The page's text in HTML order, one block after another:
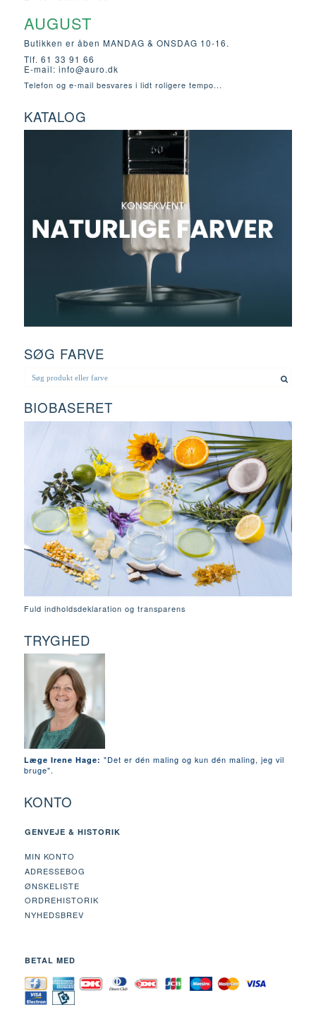
AUGUST
Butikken er åben MANDAG & ONSDAG 10-16.
Tlf. 61 33 91 66
E-mail: info@auro.dk
Telefon og e-mail besvares i lidt roligere tempo...
KATALOG
SØG FARVE
BIOBASERET
Fuld indholdsdeklaration og transparens
TRYGHED
Læge Irene Hage: "Det er dén maling og kun dén maling, jeg vil
bruge".
KONTO
GENVEJE & HISTORIK
MIN KONTO
ADRESSEBOG
ØNSKELISTE
ORDREHISTORIK
NYHEDSBREV
BETAL MED